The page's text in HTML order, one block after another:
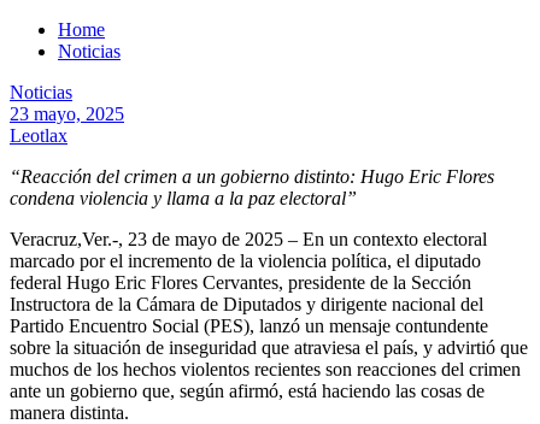
Home
Noticias
Noticias
23 mayo, 2025
Leotlax
“Reacción del crimen a un gobierno distinto: Hugo Eric Flores
condena violencia y llama a la paz electoral”
Veracruz,Ver.-, 23 de mayo de 2025 – En un contexto electoral
marcado por el incremento de la violencia política, el diputado
federal Hugo Eric Flores Cervantes, presidente de la Sección
Instructora de la Cámara de Diputados y dirigente nacional del
Partido Encuentro Social (PES), lanzó un mensaje contundente
sobre la situación de inseguridad que atraviesa el país, y advirtió que
muchos de los hechos violentos recientes son reacciones del crimen
ante un gobierno que, según afirmó, está haciendo las cosas de
manera distinta.